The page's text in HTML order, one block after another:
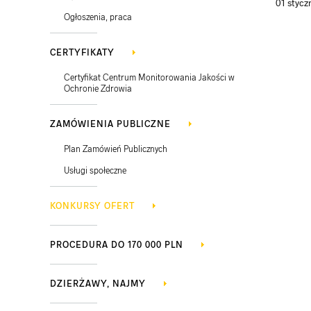
Ogłoszenia, praca
CERTYFIKATY
Certyfikat Centrum Monitorowania Jakości w
Ochronie Zdrowia
ZAMÓWIENIA PUBLICZNE
Plan Zamówień Publicznych
Usługi społeczne
KONKURSY OFERT
PROCEDURA DO 170 000 PLN
DZIERŻAWY, NAJMY
01